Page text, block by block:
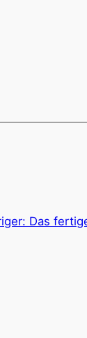
Das